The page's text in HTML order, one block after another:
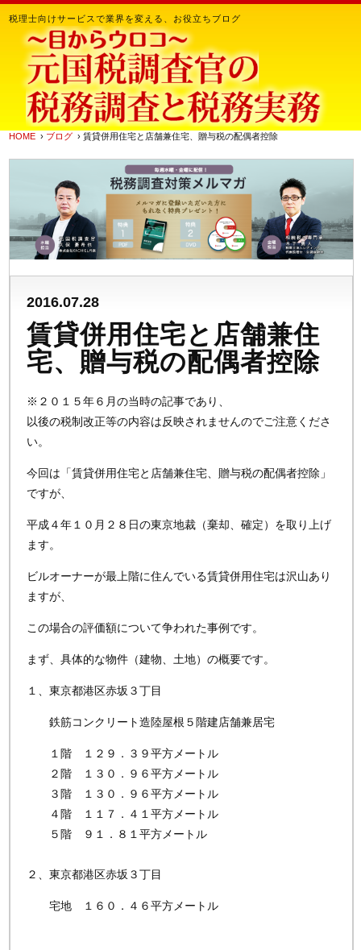
税理士向けサービスで業界を変える、お役立ちブログ
HOME › ブログ › 賃貸併用住宅と店舗兼住宅、贈与税の配偶者控除
2016.07.28
賃貸併用住宅と店舗兼住
宅、贈与税の配偶者控除
※２０１５年６月の当時の記事であり、
以後の税制改正等の内容は反映されませんのでご注意くださ
い。
今回は「賃貸併用住宅と店舗兼住宅、贈与税の配偶者控除」
ですが、
平成４年１０月２８日の東京地裁（棄却、確定）を取り上げ
ます。
ビルオーナーが最上階に住んでいる賃貸併用住宅は沢山あり
ますが、
この場合の評価額について争われた事例です。
まず、具体的な物件（建物、土地）の概要です。
１、東京都港区赤坂３丁目
鉄筋コンクリート造陸屋根５階建店舗兼居宅
１階 １２９．３９平方メートル
２階 １３０．９６平方メートル
３階 １３０．９６平方メートル
４階 １１７．４１平方メートル
５階 ９１．８１平方メートル
２、東京都港区赤坂３丁目
宅地 １６０．４６平方メートル